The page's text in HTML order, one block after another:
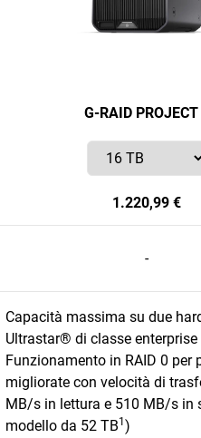
G-RAID
1.220,99 €
-
Capacità massima su due
Ultrastar® di classe enterprise
Funzionamento in RAID 0 per
migliorate con velocità di
MB/s in lettura e 510 MB/s in
modello da 52 TB1)